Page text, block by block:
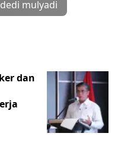
dedi mulyadi
dan